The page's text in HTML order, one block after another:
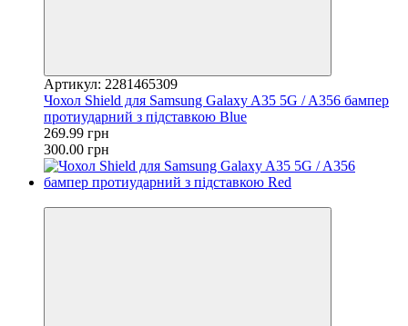
Артикул: 2281465309
Чохол Shield для Samsung Galaxy A35 5G / A356 бампер
протиударний з підставкою Blue
269.99 грн
300.00 грн